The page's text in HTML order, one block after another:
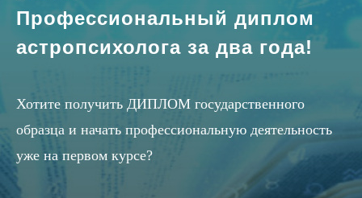
Профессиональный диплом
астропсихолога за два года!
Хотите получить ДИПЛОМ государственного
образца и начать профессиональную деятельность
уже на первом курсе?